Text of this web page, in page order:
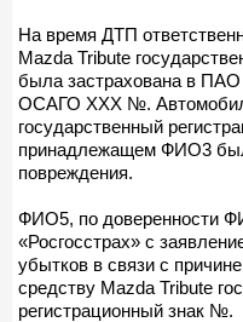
На время ДТП
Mazda Tribute
была застрахована в ПАО
ОСАГО ХХХ №.
государственный
принадлежащем ФИО3
повреждения.
ФИО5, по доверенности
«Росгосстрах» с
убытков в связи с
средству Mazda Tribute
регистрационный знак №.